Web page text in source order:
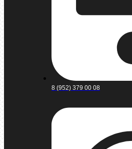
8 (952) 379 00 08